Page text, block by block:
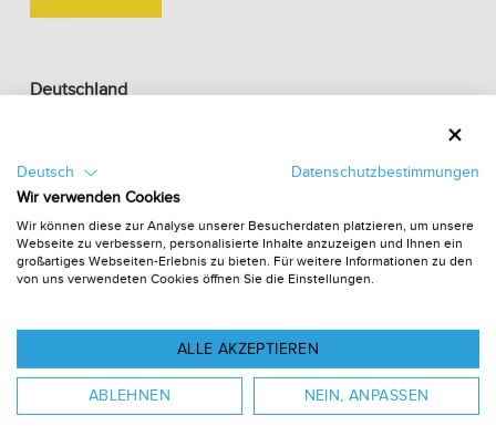
Deutschland
Opelstr. 1 (Fontus Business Park)
D-68789 St. Leon-Rot
Tel.: +49 6227 / 877270
Deutsch
Datenschutzbestimmungen
Wir verwenden Cookies
Wir können diese zur Analyse unserer Besucherdaten platzieren, um unsere
Webseite zu verbessern, personalisierte Inhalte anzuzeigen und Ihnen ein
großartiges Webseiten-Erlebnis zu bieten. Für weitere Informationen zu den
von uns verwendeten Cookies öffnen Sie die Einstellungen.
ALLE AKZEPTIEREN
ABLEHNEN NEIN, ANPASSEN